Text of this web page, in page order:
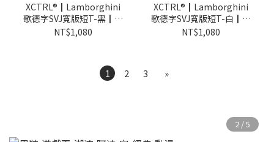
XCTRL®┃Lamborghini
歌德字SVJ寬版短T-黑┃熱
燙印 重磅
NT$1,080
XCTRL®┃Lamborghini
歌德字SVJ寬版短T-白┃熱
燙印 重磅
NT$1,080
1 2 3 »